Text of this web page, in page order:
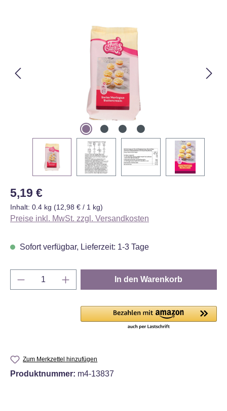
Regulärer Preis:
5,19 €
Inhalt: 0.4 kg (12,98 € / 1 kg)
Preise inkl. MwSt. zzgl. Versandkosten
Sofort verfügbar, Lieferzeit: 1-3 Tage
Produkt Anzahl: Gib den gewünschten
In den Warenkorb
Zum Merkzettel hinzufügen
Produktnummer: m4-13837